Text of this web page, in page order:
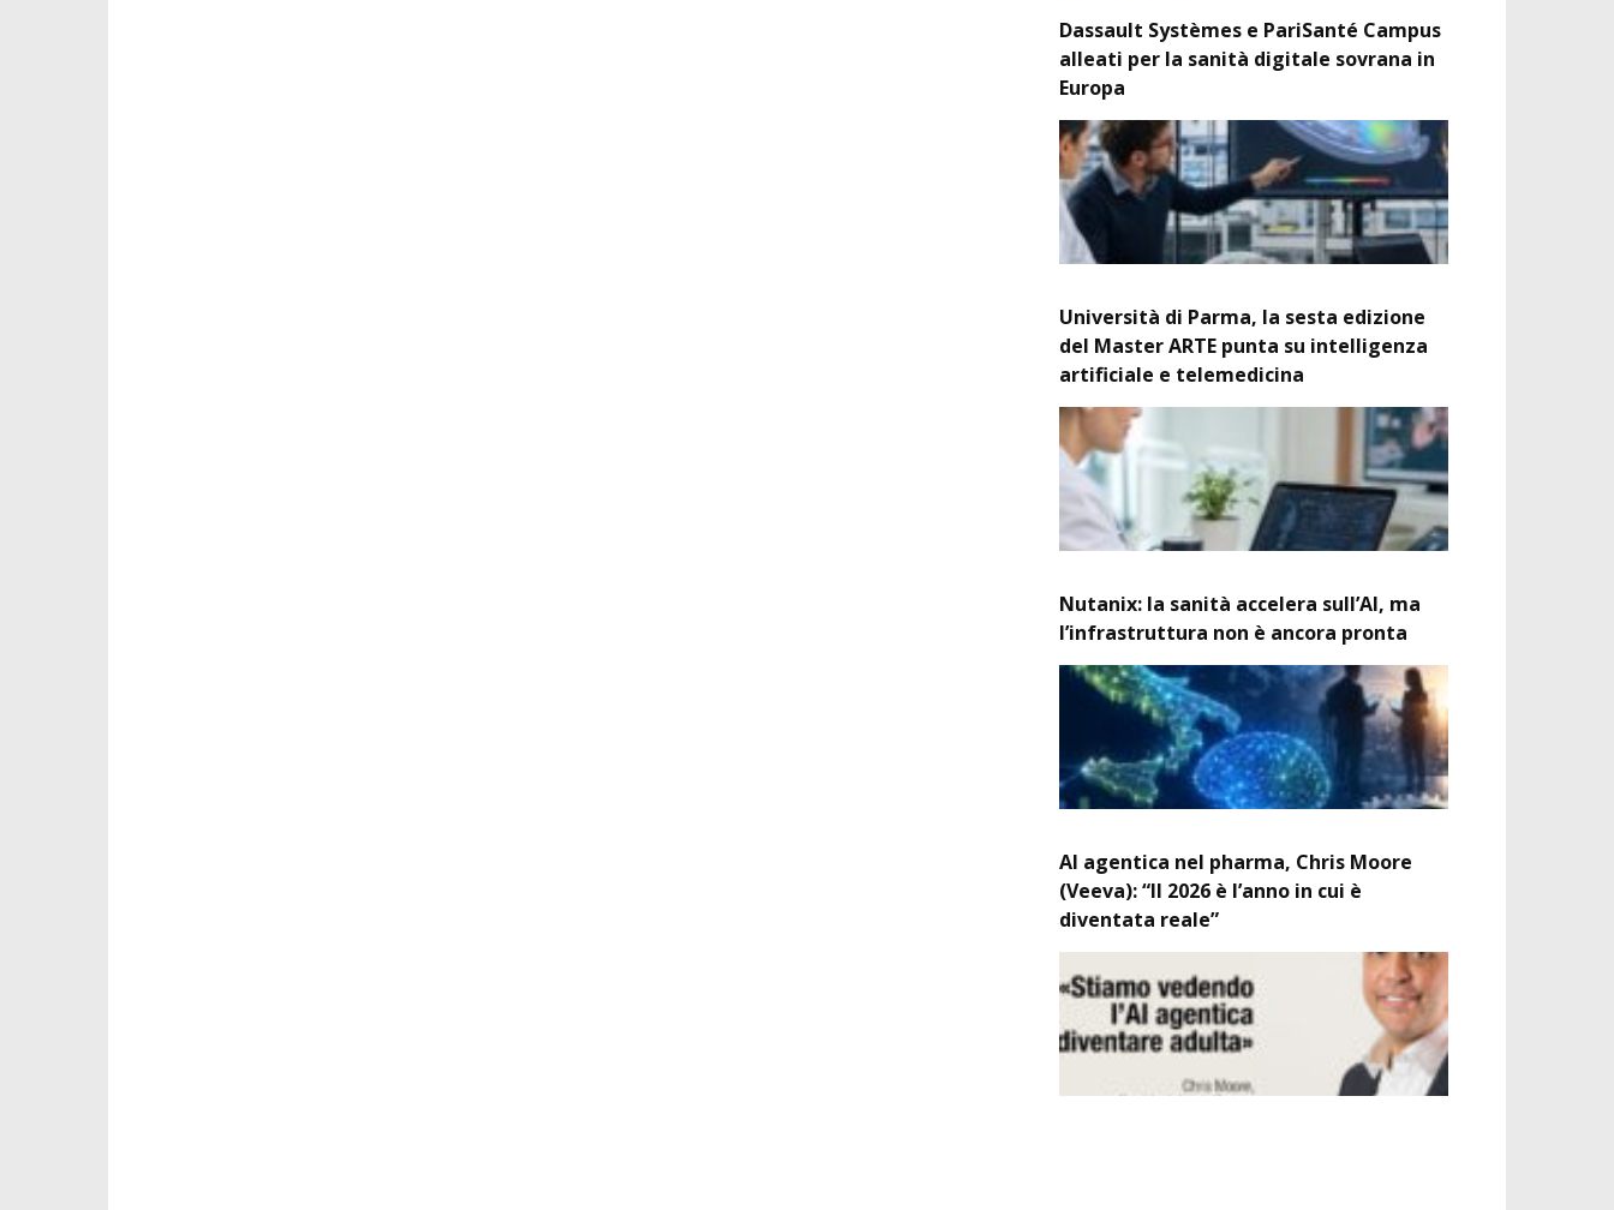
Dassault Systèmes e PariSanté Campus
alleati per la sanità digitale sovrana in
Europa
Università di Parma, la sesta edizione
del Master ARTE punta su intelligenza
artificiale e telemedicina
Nutanix: la sanità accelera sull’AI, ma
l’infrastruttura non è ancora pronta
AI agentica nel pharma, Chris Moore
(Veeva): “Il 2026 è l’anno in cui è
diventata reale”